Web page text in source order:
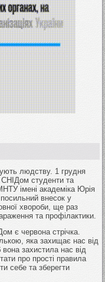
людству. 1 грудня
СНІДом студенти та
імені академіка Юрія
внесок у
хвороби, ще раз
та профілактики.
є червона стрічка.
яка захищає нас від
захистила нас від
про прості правила
себе та зберегти